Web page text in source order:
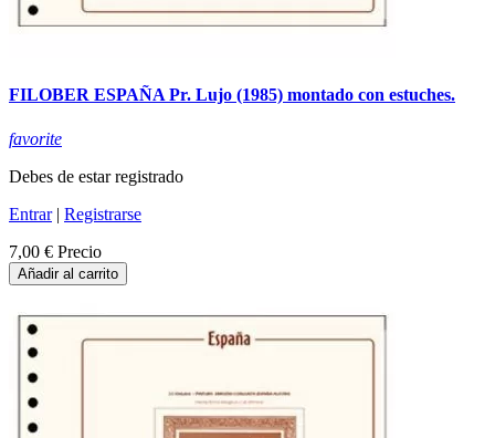
FILOBER ESPAÑA Pr. Lujo (1985) montado con estuches.
favorite
Debes de estar registrado
Entrar| Registrarse
7,00 € Precio
Añadir al carrito